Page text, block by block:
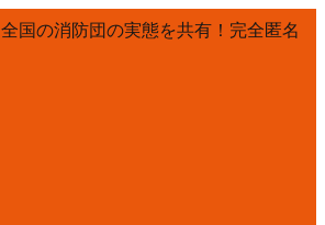
全国の消防団の実態を共有！完全匿名